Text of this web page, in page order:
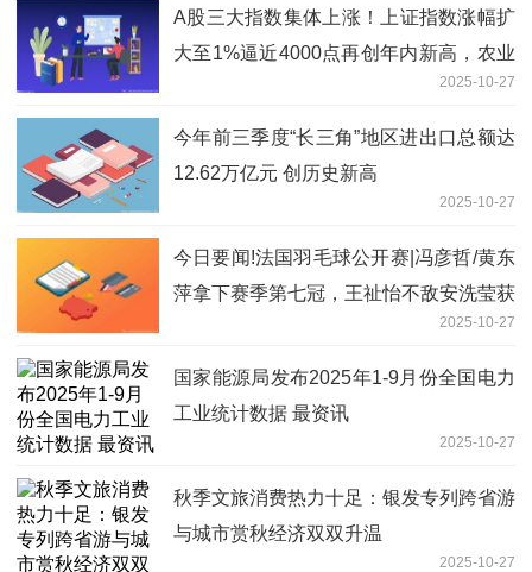
A股三大指数集体上涨！上证指数涨幅扩
大至1%逼近4000点再创年内新高，农业
银行等银行股拉升，超2600股上涨 滚动
2025-10-27
今年前三季度“长三角”地区进出口总额达
12.62万亿元 创历史新高
2025-10-27
今日要闻!法国羽毛球公开赛|冯彦哲/黄东
萍拿下赛季第七冠，王祉怡不敌安洗莹获
2025-10-27
国家能源局发布2025年1-9月份全国电力
工业统计数据 最资讯
2025-10-27
秋季文旅消费热力十足：银发专列跨省游
与城市赏秋经济双双升温
2025-10-27